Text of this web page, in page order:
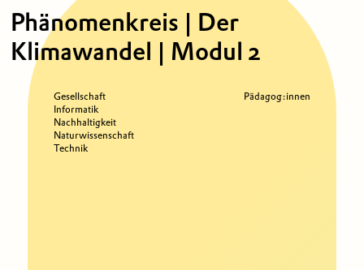
Phänomenkreis | Der
Klimawandel | Modul 2
Gesellschaft
Informatik
Nachhaltigkeit
Naturwissenschaft
Technik
Pädagog:innen